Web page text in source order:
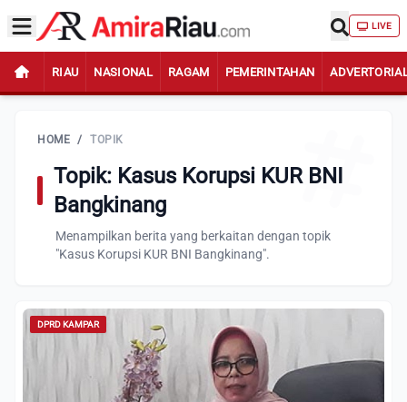
LIVE
RIAU NASIONAL RAGAM PEMERINTAHAN
HOME / TOPIK
Topik: Kasus Korupsi KUR BNI
Bangkinang
Menampilkan berita yang berkaitan dengan topik
"Kasus Korupsi KUR BNI Bangkinang".
DPRD KAMPAR